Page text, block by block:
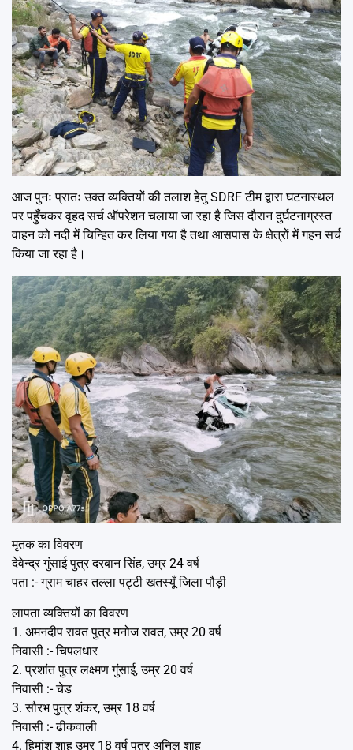
आज पुनः प्रातः उक्त व्यक्तियों की तलाश हेतु SDRF टीम द्वारा घटनास्थल
पर पहुँचकर वृहद सर्च ऑपरेशन चलाया जा रहा है जिस दौरान दुर्घटनाग्रस्त
वाहन को नदी में चिन्हित कर लिया गया है तथा आसपास के क्षेत्रों में गहन सर्च
किया जा रहा है।
मृतक का विवरण
देवेन्द्र गुंसाई पुत्र दरबान सिंह, उम्र 24 वर्ष
पता :- ग्राम चाहर तल्ला पट्टी खतस्यूँ जिला पौड़ी
लापता व्यक्तियों का विवरण
1. अमनदीप रावत पुत्र मनोज रावत, उम्र 20 वर्ष
निवासी :- चिपलधार
2. प्रशांत पुत्र लक्ष्मण गुंसाई, उम्र 20 वर्ष
निवासी :- चेड
3. सौरभ पुत्र शंकर, उम्र 18 वर्ष
निवासी :- ढीकवाली
4. हिमांशु शाह उम्र 18 वर्ष पुत्र अनिल शाह